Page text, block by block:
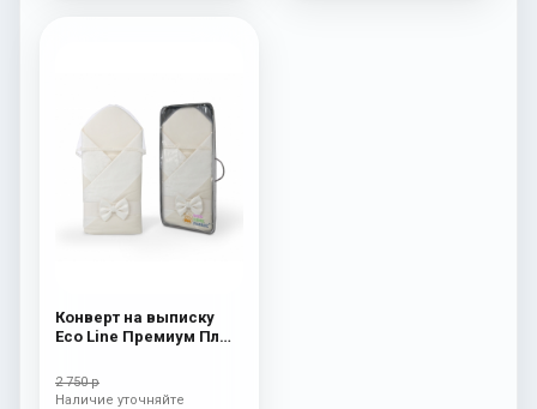
Конверт на выписку
Eco Line Премиум Плюс
2 750 р
Наличие уточняйте